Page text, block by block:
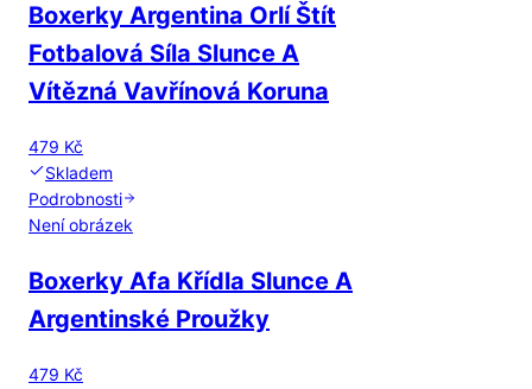
Boxerky Argentina Orlí Štít
Fotbalová Síla Slunce A
Vítězná Vavřínová Koruna
479 Kč
Skladem
Podrobnosti
Není obrázek
Boxerky Afa Křídla Slunce A
Argentinské Proužky
479 Kč